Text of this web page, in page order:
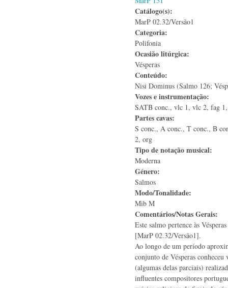
Catálogo(s):
MarP 02.32/Versão1
Categoria:
Polifonia
Ocasião litúrgica:
Vésperas
Conteúdo:
Nisi Dominus (Salmo 126;
Vozes e instrumentação:
SATB conc., vlc 1, vlc 2, fag
Partes cavas:
S conc., A conc., T conc., B
2, org
Tipo de notação musical:
Moderna
Género:
Salmos
Modo/Tonalidade:
Mib M
Comentários/Notas Gerais:
Este salmo pertence às
[MarP 02.32/Versão1].
Ao longo de um período
conjunto de Vésperas conheceu
(algumas delas parciais)
influentes compositores